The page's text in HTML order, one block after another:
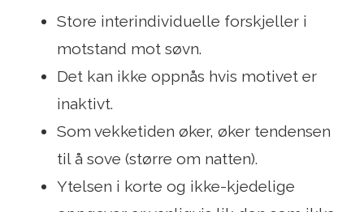
Store interindividuelle forskjeller i
motstand mot søvn.
Det kan ikke oppnås hvis motivet er
inaktivt.
Som vekketiden øker, øker tendensen
til å sove (større om natten).
Ytelsen i korte og ikke-kjedelige